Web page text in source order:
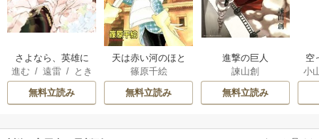
さよなら、英雄に
なった旦那様 ～
ただ祈るだけの役
立たずな妻のはず
進む / 遠雷/ とき
間
無料立読み
天は赤い河のほと
り
篠原千絵
無料立読み
進撃の巨人
諫山創
無料立読み
空
小